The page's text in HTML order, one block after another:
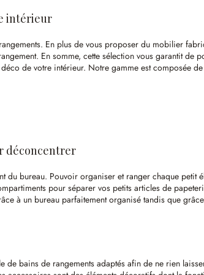
intérieur
En plus de vous proposer du mobilier
En somme, cette sélection vous garantit
de votre intérieur. Notre gamme est composée
déconcentrer
du bureau. Pouvoir organiser et ranger chaque
pour séparer vos petits articles de
à un bureau parfaitement organisé tandis que
bains de rangements adaptés afin de ne rien